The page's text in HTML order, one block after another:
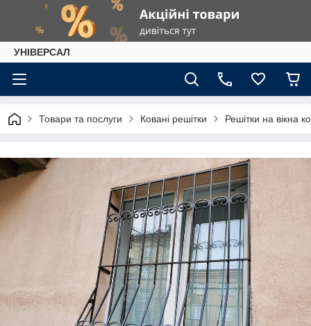
УНІВЕРСАЛ
Товари та послуги Ковані решітки Решітки на вікна